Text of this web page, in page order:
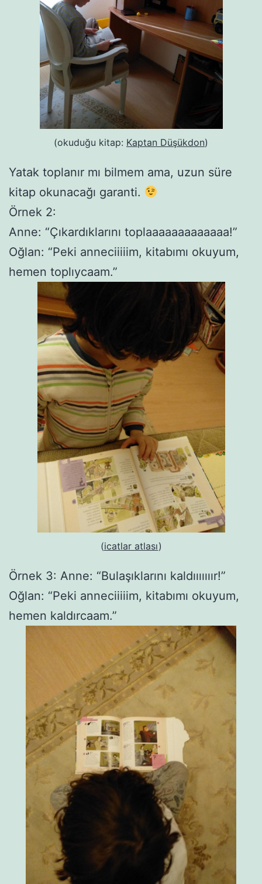
(okuduğu kitap: Kaptan Düşükdon)
Yatak toplanır mı bilmem ama, uzun süre
kitap okunacağı garanti.
Örnek 2:
Anne: “Çıkardıklarını toplaaaaaaaaaaaaa!”
Oğlan: “Peki anneciiiiim, kitabımı okuyum,
hemen toplıycaam.”
(icatlar atlası)
Örnek 3: Anne: “Bulaşıklarını kaldııııııır!”
Oğlan: “Peki anneciiiiim, kitabımı okuyum,
hemen kaldırcaam.”